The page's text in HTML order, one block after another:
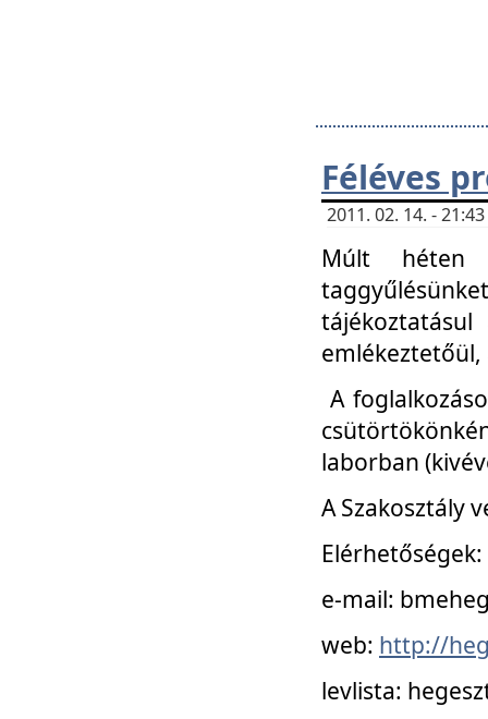
Féléves
2011. 02. 14. -
Múlt héten
emlékeztetőül,
A
laborban
A Szakosztály
Elérhetőségek:
e-mail:
web: http://
levlista: